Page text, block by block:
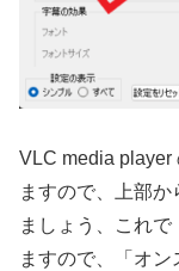
VLC media player
ますので、上部
ましょう、これ
ますので、「オ